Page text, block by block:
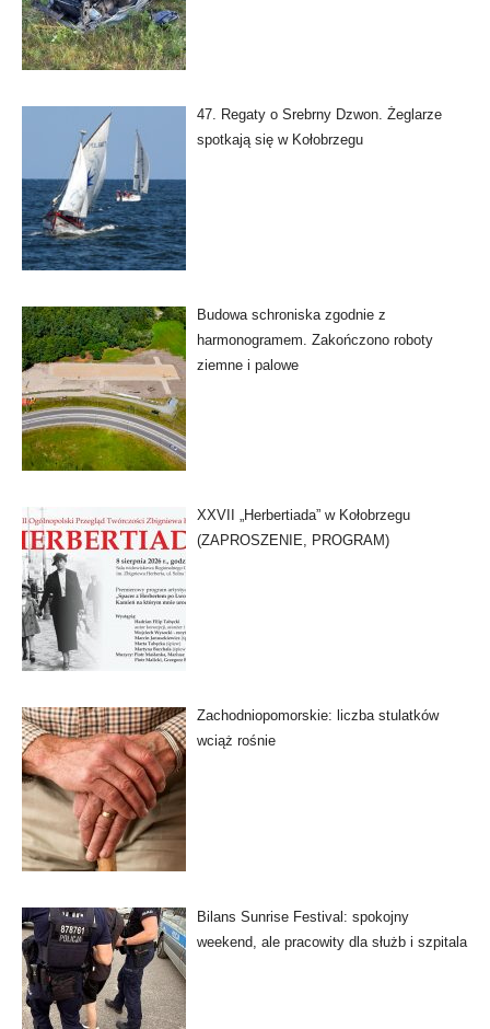
47. Regaty o Srebrny Dzwon. Żeglarze
spotkają się w Kołobrzegu
Budowa schroniska zgodnie z
harmonogramem. Zakończono roboty
ziemne i palowe
XXVII „Herbertiada” w Kołobrzegu
(ZAPROSZENIE, PROGRAM)
Zachodniopomorskie: liczba stulatków
wciąż rośnie
Bilans Sunrise Festival: spokojny
weekend, ale pracowity dla służb i szpitala